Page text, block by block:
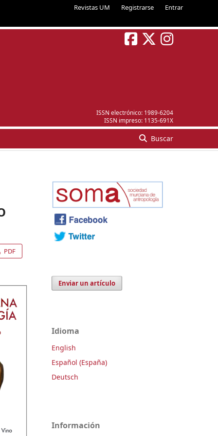
Revistas UM Registrarse Entrar
ISSN electrónico: 1989-6204
ISSN impreso: 1135-691X
Buscar
PDF
Enviar un artículo
Idioma
English
Español (España)
Deutsch
Información